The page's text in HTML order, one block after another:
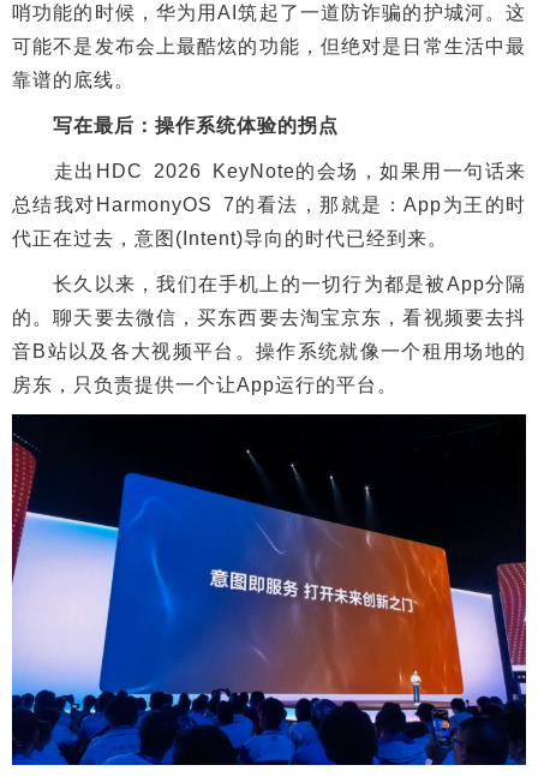
哨功能的时候，华为用AI筑起了一道防诈骗的护城河。这
可能不是发布会上最酷炫的功能，但绝对是日常生活中最
靠谱的底线。
写在最后：操作系统体验的拐点
走出HDC 2026 KeyNote的会场，如果用一句话来
总结我对HarmonyOS 7的看法，那就是：App为王的时
代正在过去，意图(Intent)导向的时代已经到来。
长久以来，我们在手机上的一切行为都是被App分隔
的。聊天要去微信，买东西要去淘宝京东，看视频要去抖
音B站以及各大视频平台。操作系统就像一个租用场地的
房东，只负责提供一个让App运行的平台。